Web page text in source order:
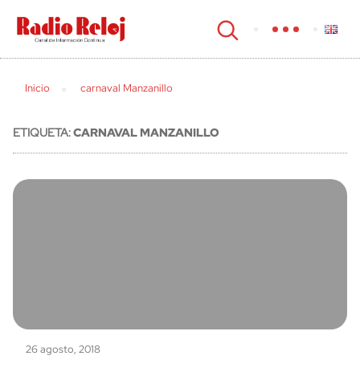
cerrar
Inicio carnaval Manzanillo
ETIQUETA:CARNAVAL MANZANILLO
26 agosto, 2018